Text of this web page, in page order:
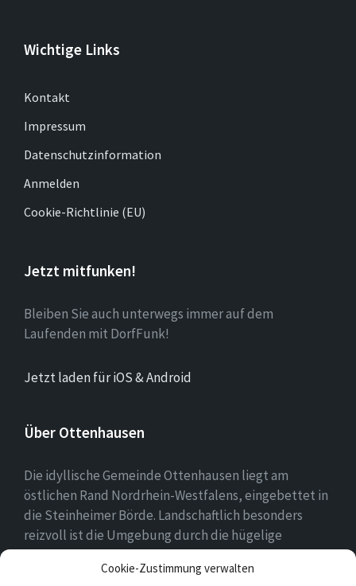
Cookie-Zustimmung verwalten
Wichtige Links
Kontakt
Impressum
Datenschutzinformation
Anmelden
Cookie-Richtlinie (EU)
Jetzt mitfunken!
Bleiben Sie auch unterwegs immer auf dem
Laufenden mit DorfFunk!
Jetzt laden für iOS & Android
Über Ottenhausen
Die idyllische Gemeinde Ottenhausen liegt am
östlichen Rand Nordrhein-Westfalens, eingebettet in
die Steinheimer Börde. Landschaftlich besonders
reizvoll ist die Umgebung durch die hügelige
Landschaft des naheliegenden Eggegebirges als
Ausläufer des Teutoburger Waldes.